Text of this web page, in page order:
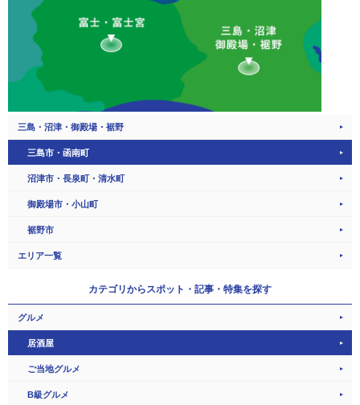
三島・沼津・御殿場・裾野
三島市・函南町
沼津市・長泉町・清水町
御殿場市・小山町
裾野市
エリア一覧
カテゴリからスポット・記事・特集を探す
グルメ
居酒屋
ご当地グルメ
B級グルメ